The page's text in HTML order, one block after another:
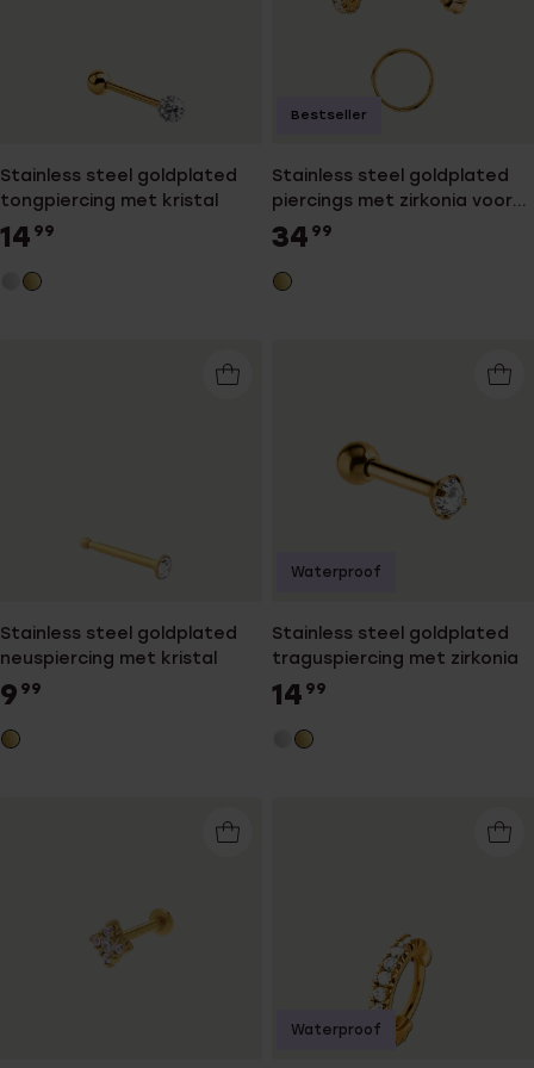
Stainless steel goldplated
tongpiercing met kristal
14 99
Stainless steel goldplated
piercings met zirkonia voor
dames
34 99
Bestseller
Stainless steel goldplated
neuspiercing met kristal
9 99
Stainless steel goldplated
traguspiercing met zirkonia
14 99
Waterproof
Waterproof